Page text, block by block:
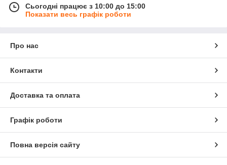
Сьогодні працює з 10:00 до 15:00
Показати весь графік роботи
Про нас
Контакти
Доставка та оплата
Графік роботи
Повна версія сайту